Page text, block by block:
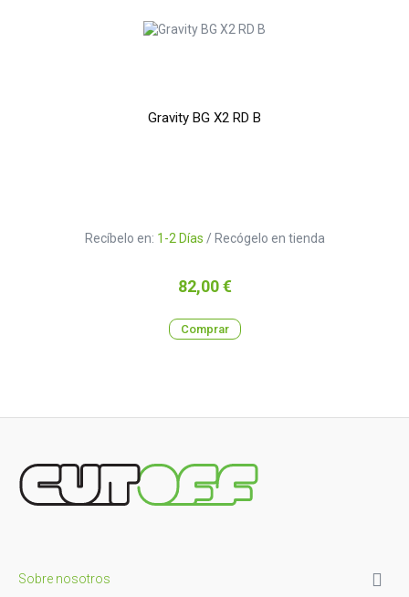
Gravity BG X2 RD B
Recíbelo en: 1-2 Días / Recógelo en tienda
Precio
82,00 €
Comprar
Sobre nosotros 